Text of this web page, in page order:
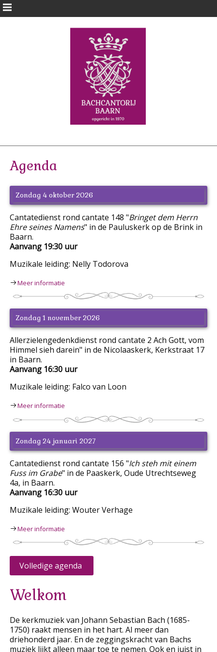
Agenda
Zondag 4 oktober 2026
Cantatedienst rond cantate 148 "Bringet dem Herrn
Ehre seines Namens" in de Pauluskerk op de Brink in
Baarn.
Aanvang 19:30 uur
Muzikale leiding: Nelly Todorova
Meer informatie
Zondag 1 november 2026
Allerzielengedenkdienst rond cantate 2 Ach Gott, vom
Himmel sieh darein" in de Nicolaaskerk, Kerkstraat 17
in Baarn.
Aanvang 16:30 uur
Muzikale leiding: Falco van Loon
Meer informatie
Zondag 24 januari 2027
Cantatedienst rond cantate 156 "Ich steh mit einem
Fuss im Grabe" in de Paaskerk, Oude Utrechtseweg
4a, in Baarn.
Aanvang 16:30 uur
Muzikale leiding: Wouter Verhage
Meer informatie
Volledige agenda
Welkom
De kerkmuziek van Johann Sebastian Bach (1685-
1750) raakt mensen in het hart. Al meer dan
driehonderd jaar. En de zeggingskracht van Bachs
muziek lijkt alleen maar toe te nemen. Ook en juist in